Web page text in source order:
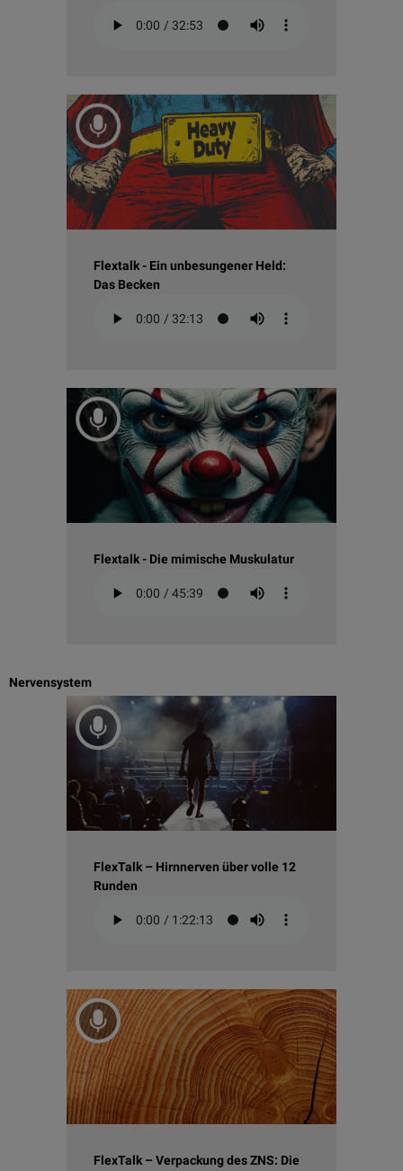
Flextalk - Ein unbesungener Held:
Das Becken
Flextalk - Die mimische Muskulatur
Nervensystem
FlexTalk – Hirnnerven über volle 12
Runden
FlexTalk – Verpackung des ZNS: Die